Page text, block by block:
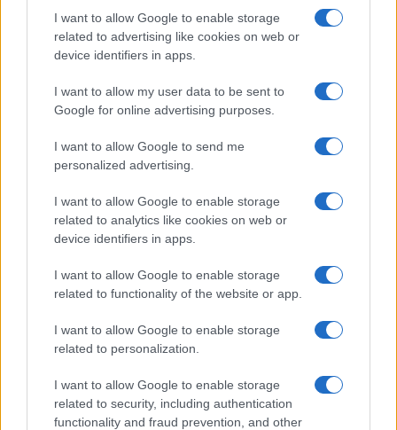
I want to allow Google to enable storage
related to advertising like cookies on web or
device identifiers in apps.
I want to allow my user data to be sent to
Google for online advertising purposes.
I want to allow Google to send me
personalized advertising.
I want to allow Google to enable storage
related to analytics like cookies on web or
device identifiers in apps.
I want to allow Google to enable storage
related to functionality of the website or app.
I want to allow Google to enable storage
related to personalization.
I want to allow Google to enable storage
related to security, including authentication
functionality and fraud prevention, and other
Új és Használt GSM kiemelt ajánlatok
Nyugati GSM